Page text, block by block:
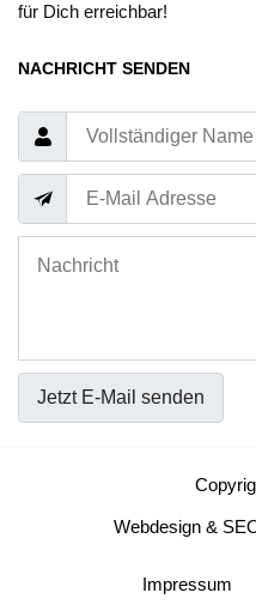
für Dich erreichbar!
NACHRICHT SENDEN
Jetzt E-Mail senden
Webdesign &
Impressum